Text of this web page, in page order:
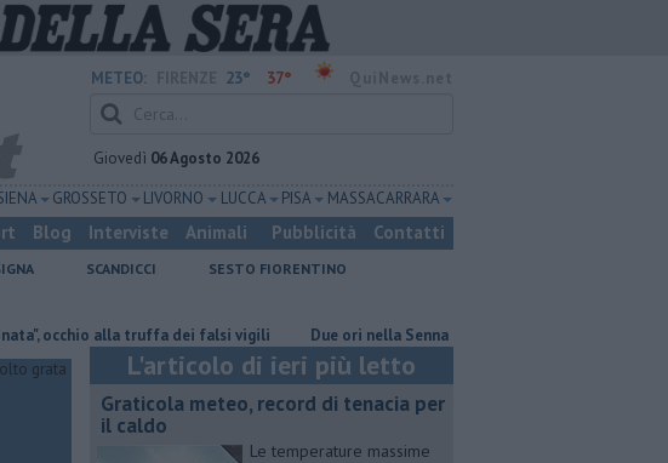
METEO: 23° 37°
Giovedì 06 Agosto 2026
GROSSETO LIVORNO LUCCA PISA MASSA CARRARA
Blog Interviste Animali Pubblicità Contatti
SCANDICCI
SESTO FIORENTINO
alla truffa dei falsi vigili Due ori nella Senna per Ginevra Taddeucci
L'articolo di ieri più letto
Graticola meteo, record di tenacia per
il caldo
Le temperature massime